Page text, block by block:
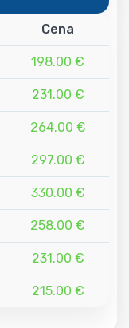
Cena
198.00 €
231.00 €
264.00 €
297.00 €
330.00 €
258.00 €
231.00 €
215.00 €